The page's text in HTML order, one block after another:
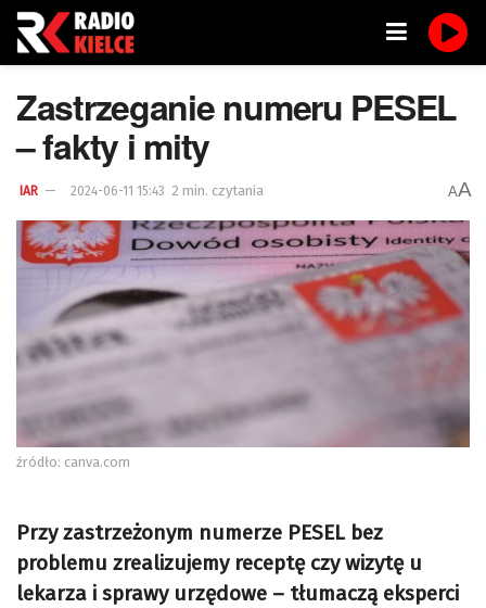
Zastrzeganie numeru PESEL
– fakty i mity
IAR 2024-06-11 15:43 2 min. czytania AA
źródło: canva.com
Przy zastrzeżonym numerze PESEL bez
problemu zrealizujemy receptę czy wizytę u
lekarza i sprawy urzędowe – tłumaczą eksperci